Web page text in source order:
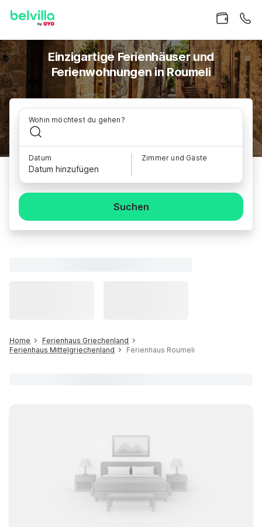
Einzigartige Ferienhäuser und
Ferienwohnungen in Roumeli
Wohin möchtest du gehen?
Datum
Datum hinzufügen
Zimmer und Gäste
Suchen
Home
Ferienhaus Griechenland
Ferienhaus Mittelgriechenland
Ferienhaus Roumeli